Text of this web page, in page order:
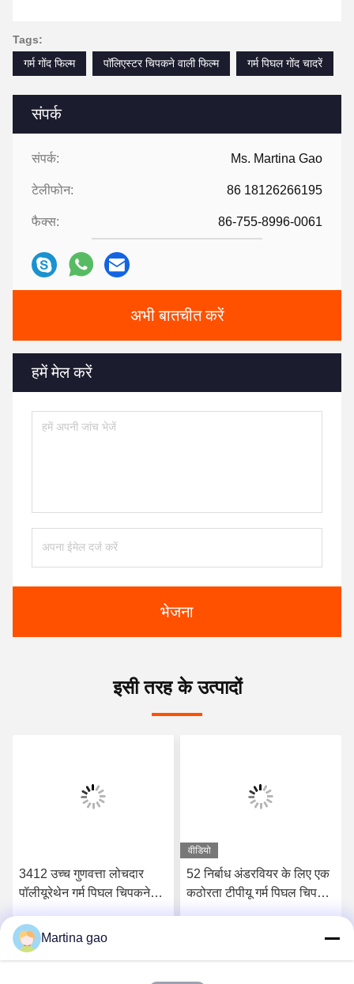
संपर्क
संपर्क: Ms. Martina Gao
टेलीफोन: 86 18126266195
फैक्स: 86-755-8996-0061
अभी बातचीत करें
हमें मेल करें
भेजना
Tags:
गर्म गोंद फिल्म
पॉलिएस्टर चिपकने वाली फिल्म गर्म पिघल गोंद चादरें
इसी तरह के उत्पादों
3412 उच्च गुणवत्ता लोचदार
पॉलीयूरेथेन गर्म पिघल चिपकने
सर्वोत्तम मूल्य प्राप्त करें
वीडियो
52 निर्बाध अंडरवियर के लिए एक
कठोरता टीपीयू गर्म पिघल चिपकने
Martina gao